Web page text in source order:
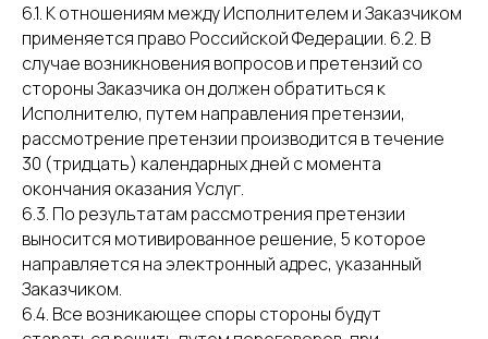
6.1. К отношениям между Исполнителем и Заказчиком
применяется право Российской Федерации. 6.2. В
случае возникновения вопросов и претензий со
стороны Заказчика он должен обратиться к
Исполнителю, путем направления претензии,
рассмотрение претензии производится в течение
30 (тридцать) календарных дней с момента
окончания оказания Услуг.
6.3. По результатам рассмотрения претензии
выносится мотивированное решение, 5 которое
направляется на электронный адрес, указанный
Заказчиком.
6.4. Все возникающее споры стороны будут